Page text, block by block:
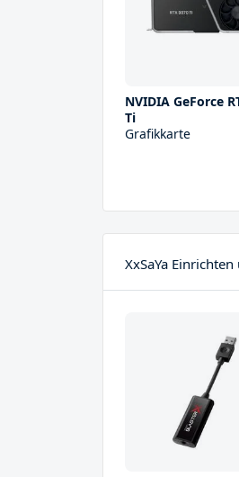
NVIDIA GeForce
Ti
Grafikkarte
XxSaYa